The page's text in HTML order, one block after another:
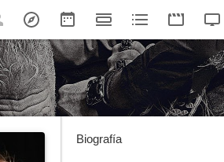
Biografía